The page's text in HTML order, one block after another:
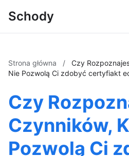
Schody
Strona główna /
Czy
Nie Pozwolą Ci zdobyć certyfiakt
Czy
Czynników,
Pozwolą Ci